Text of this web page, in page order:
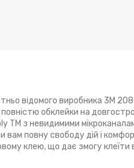
відомого виробника 3М
обклейки на
TM з невидимими
вам повну свободу дій і
клею, що дає змогу клеїти